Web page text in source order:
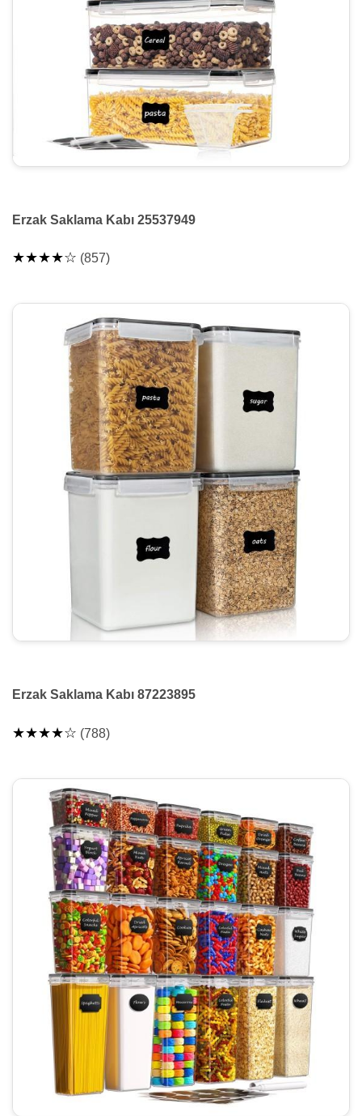
Erzak Saklama Kabı 25537949
★★★★☆ (857)
Erzak Saklama Kabı 87223895
★★★★☆ (788)